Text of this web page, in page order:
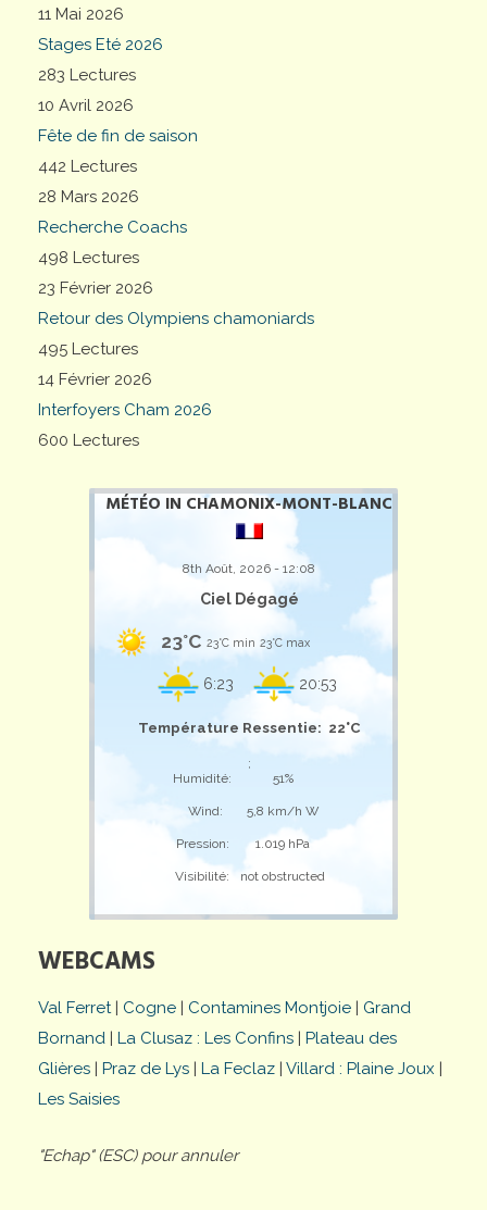
11 Mai 2026
Stages Eté 2026
283 Lectures
10 Avril 2026
Fête de fin de saison
442 Lectures
28 Mars 2026
Recherche Coachs
498 Lectures
23 Février 2026
Retour des Olympiens chamoniards
495 Lectures
14 Février 2026
Interfoyers Cham 2026
600 Lectures
MÉTÉO IN CHAMONIX-MONT-BLANC
8th Août, 2026 - 12:08
Ciel Dégagé
23°C 23°C min 23°C max
6:23 20:53
Température Ressentie: 22°C
;
Humidité:
51%
Wind: 5,8 km/h W
Pression: 1.019 hPa
Visibilité: not obstructed
WEBCAMS
Val Ferret| Cogne | Contamines Montjoie | Grand
Bornand | La Clusaz : Les Confins | Plateau des
Glières | Praz de Lys | La Feclaz | Villard : Plaine Joux |
Les Saisies
"Echap" (ESC) pour annuler